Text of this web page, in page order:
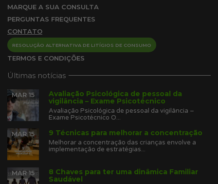
MARQUE A SUA CONSULTA
PERGUNTAS FREQUENTES
CONTATO
RESOLUÇÃO ALTERNATIVA DE LITÍGIOS DE CONSUMO
TERMOS E CONDIÇÕES
Últimas notícias
Avaliação Psicológica de pessoal da
vigilância – Exame Psicotécnico
MAR 15
Avaliação Psicológica de pessoal da vigilância –
Exame Psicotécnico O...
9 Técnicas para melhorar a concentração
MAR 15
Melhorar a concentração das crianças envolve a
implementação de estratégias...
8 Chaves para ter uma dinâmica Familiar
Saudável
MAR 15